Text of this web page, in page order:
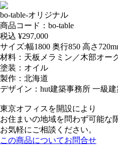
bo-table-オリジナル
商品コード：bo-table
税込 ¥297,000
サイズ:幅1800 奥行850 高さ
材料：天板メラミン／木部オー
塗装：オイル
製作：北海道
デザイン：hut建築事務所 一級
東京オフィスを開設により
お住まいの地域を問わず可能な
お気軽にご相談ください。
この商品についてお問合せ